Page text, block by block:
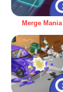
Merge Mania